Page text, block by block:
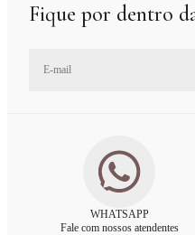
Fique por dentro
WHATSAPP
Fale com nossos atendentes